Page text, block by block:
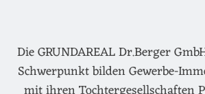
Die GRUNDAREAL Dr.Berger
Schwerpunkt bilden Gewerbe-